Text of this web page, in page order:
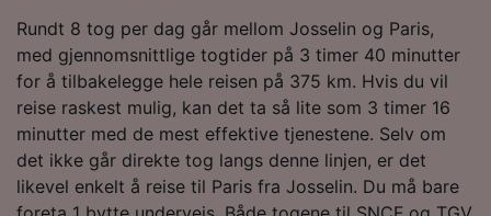
Rundt 8 tog per dag går mellom Josselin og Paris,
med gjennomsnittlige togtider på 3 timer 40 minutter
for å tilbakelegge hele reisen på 375 km. Hvis du vil
reise raskest mulig, kan det ta så lite som 3 timer 16
minutter med de mest effektive tjenestene. Selv om
det ikke går direkte tog langs denne linjen, er det
likevel enkelt å reise til Paris fra Josselin. Du må bare